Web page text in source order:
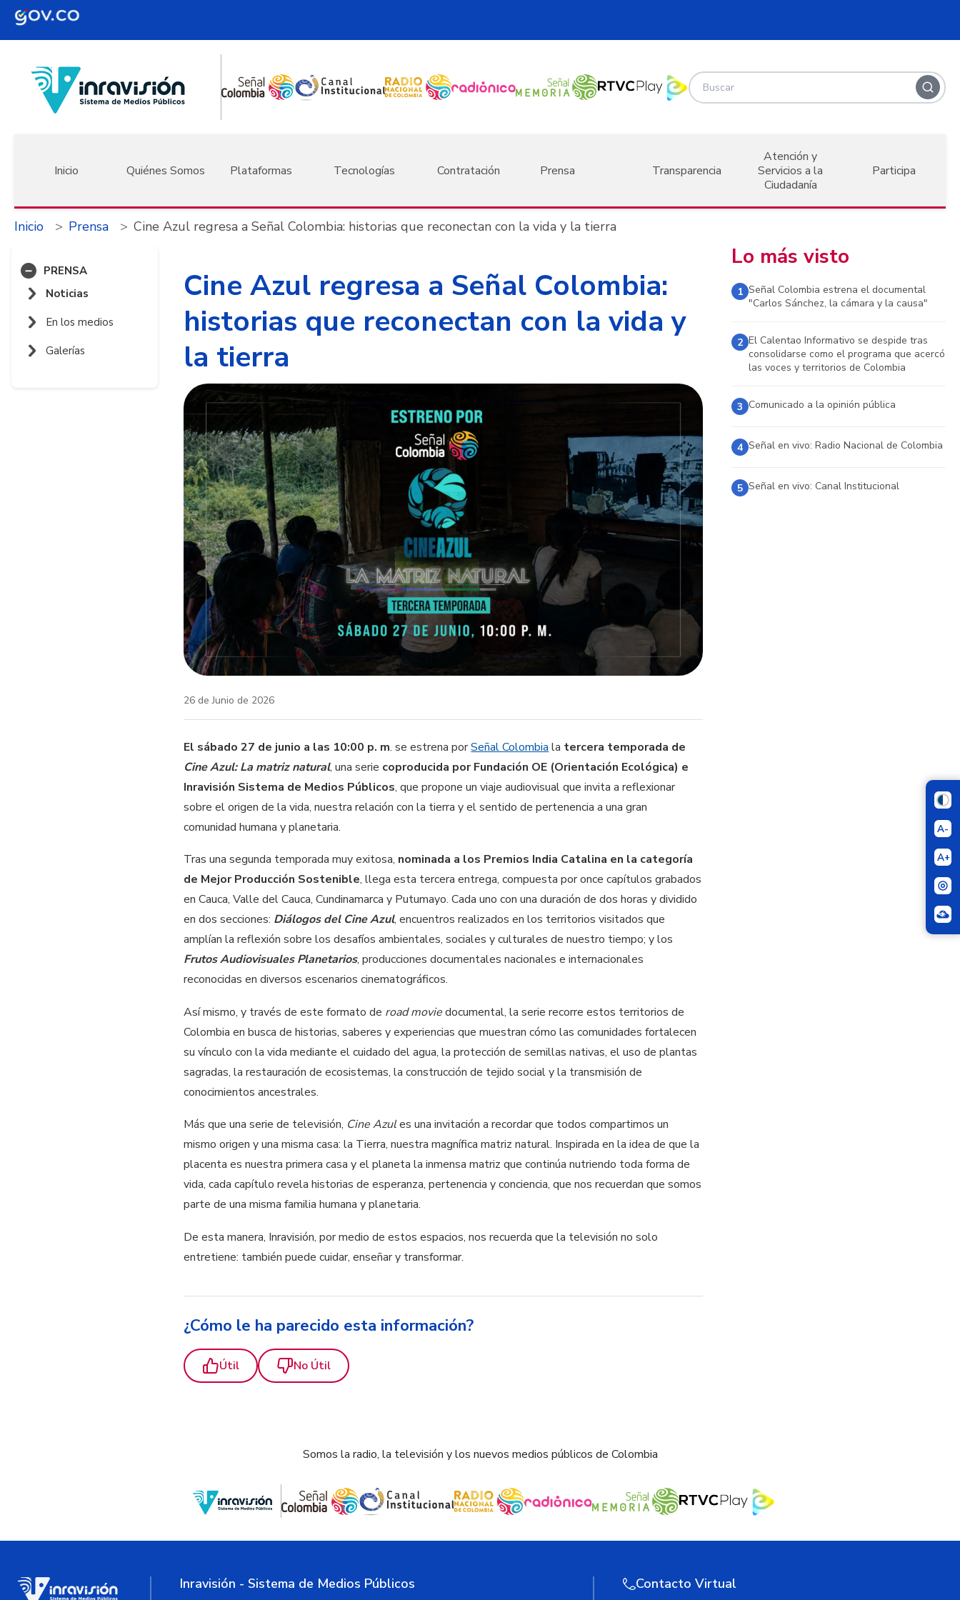
Pasar al contenido principal
Inicio Quiénes Somos Plataformas Tecnologías Contratación Prensa Transparencia
Atención y
Servicios a la
Ciudadanía
Participa
A-
A+
Inicio Prensa Cine Azul regresa a Señal Colombia: historias que reconectan con la vida y la tierra
PRENSA
Noticias
En los medios
Galerías
Cine Azul regresa a Señal Colombia:
historias que reconectan con la vida y
la tierra
26 de Junio de 2026
El sábado 27 de junio a las 10:00 p. m. se estrena porSeñal Colombia la tercera temporada de
Cine Azul: La matriz natural, una serie coproducida por Fundación OE (Orientación Ecológica) e
Inravisión Sistema de Medios Públicos, que propone un viaje audiovisual que invita a reflexionar
sobre el origen de la vida, nuestra relación con la tierra y el sentido de pertenencia a una gran
comunidad humana y planetaria.
Tras una segunda temporada muy exitosa, nominada a los Premios India Catalina en la categoría
de Mejor Producción Sostenible, llega esta tercera entrega, compuesta por once capítulos grabados
en Cauca, Valle del Cauca, Cundinamarca y Putumayo. Cada uno con una duración de dos horas y dividido
en dos secciones: Diálogos del Cine Azul, encuentros realizados en los territorios visitados que
amplían la reflexión sobre los desafíos ambientales, sociales y culturales de nuestro tiempo; y los
Frutos Audiovisuales Planetarios, producciones documentales nacionales e internacionales
reconocidas en diversos escenarios cinematográficos.
Así mismo, y través de este formato de road moviedocumental, la serie recorre estos territorios de
Colombia en busca de historias, saberes y experiencias que muestran cómo las comunidades fortalecen
su vínculo con la vida mediante el cuidado del agua, la protección de semillas nativas, el uso de plantas
sagradas, la restauración de ecosistemas, la construcción de tejido social y la transmisión de
conocimientos ancestrales.
Más que una serie de televisión, Cine Azules una invitación a recordar que todos compartimos un
mismo origen y una misma casa: la Tierra, nuestra magnífica matriz natural. Inspirada en la idea de que la
placenta es nuestra primera casa y el planeta la inmensa matriz que continúa nutriendo toda forma de
vida, cada capítulo revela historias de esperanza, pertenencia y conciencia, que nos recuerdan que somos
parte de una misma familia humana y planetaria.
De esta manera, Inravisión, por medio de estos espacios, nos recuerda que la televisión no solo
entretiene: también puede cuidar, enseñar y transformar.
¿Cómo le ha parecido esta información?
Útil No Útil
Lo más visto
1 Señal Colombia estrena el documental
"Carlos Sánchez, la cámara y la causa"
2 El Calentao Informativo se despide tras
consolidarse como el programa que acercó
las voces y territorios de Colombia
3 Comunicado a la opinión pública
4 Señal en vivo: Radio Nacional de Colombia
5 Señal en vivo: Canal Institucional
Somos la radio, la televisión y los nuevos medios públicos de Colombia
Inravisión - Sistema de Medios Públicos Contacto Virtual